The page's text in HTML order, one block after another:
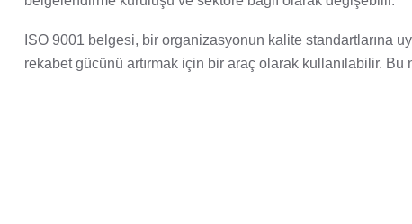
ISO 9001 belgesi, bir organizasyonun kalite standartlarına
rekabet gücünü artırmak için bir araç olarak kullanılabilir.